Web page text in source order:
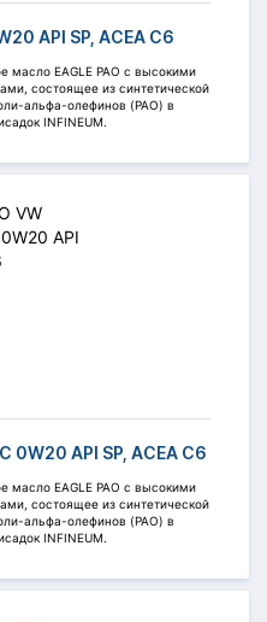
API SP, ACEA C6
масло EAGLE PAO c высокими
состоящее из синтетической
альфа-олефинов (PAO) в
INFINEUM.
0W20 API SP, ACEA C6
масло EAGLE PAO c высокими
состоящее из синтетической
альфа-олефинов (PAO) в
INFINEUM.